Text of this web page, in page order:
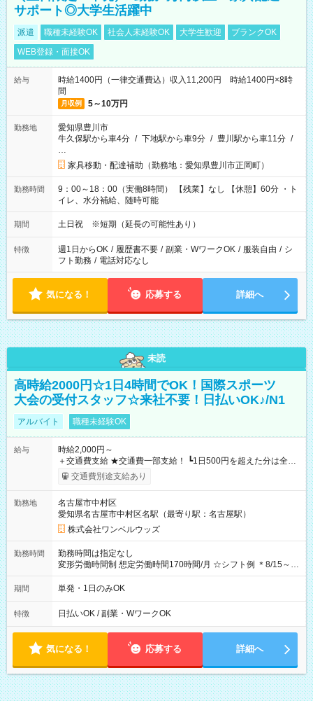
サポート◎大学生活躍中
派遣 職種未経験OK 社会人未経験OK 大学生歓迎
ブランクOK
WEB登録・面接OK
給与
時給1400円（一律交通費込）収入11,200円 時給1400円×8時
間
月収例 5～10万円
勤務地
愛知県豊川市
牛久保駅から車4分 / 下地駅から車9分 / 豊川駅から車11分 /
…
家具移動・配達補助（勤務地：愛知県豊川市正岡町）
勤務時間
9：00～18：00（実働8時間） 【残業】なし 【休憩】60分 ・ト
イレ、水分補給、随時可能
期間 土日祝 ※短期（延長の可能性あり）
特徴 週1日からOK / 履歴書不要 / 副業・WワークOK / 服装自由 / シ
フト勤務 / 電話対応なし
気になる！ 応募する 詳細へ
未読
高時給2000円☆1日4時間でOK！国際スポーツ
大会の受付スタッフ☆来社不要！日払いOK♪/N1
アルバイト 職種未経験OK
給与
時給2,000円～
＋交通費支給 ★交通費一部支給！ ┗1日500円を超えた分は全額
支給！ ※往復500円以内の方は自己負担となります ★日払い
OK！（規定あり） ┗働いたその日に現金GET♪ お仕事後はコン
期間なし
交通費別途支給あり
勤務地
名古屋市中村区
愛知県名古屋市中村区名駅（最寄り駅：名古屋駅）
株式会社ワンベルウッズ
勤務時間
勤務時間は指定なし
変形労働時間制 想定労働時間170時間/月 ☆シフト例 ＊8/15～
10/26 全日共通 08：00～12：00 17：00～21：00 ＊8/31
～9/19のみ下記シフトもあります！ 12：00～16：00 ＊9/6～
00
期間 単発・1日のみOK
特徴 日払いOK / 副業・WワークOK
気になる！ 応募する 詳細へ